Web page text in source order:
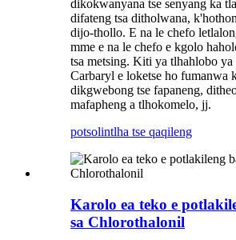
dikokwanyana tse senyang ka
difateng tsa ditholwana,
dijo-thollo. E na le chefo
mme e na le chefo e kgolo
tsa metsing. Kiti ya tlhahlobo
Carbaryl e loketse ho fumanwa
dikgwebong tse fapaneng,
mafapheng a tlhokomelo, jj.
potsolintlha tse qaqileng
Karolo ea teko e
sa Chlorothalonil